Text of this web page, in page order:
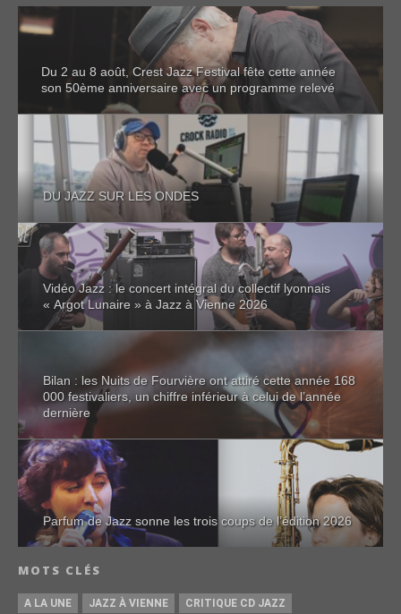
Du 2 au 8 août, Crest Jazz Festival fête cette année
son 50ème anniversaire avec un programme relevé
DU JAZZ SUR LES ONDES
Vidéo Jazz : le concert intégral du collectif lyonnais
« Argot Lunaire » à Jazz à Vienne 2026
Bilan : les Nuits de Fourvière ont attiré cette année 168
000 festivaliers, un chiffre inférieur à celui de l’année
dernière
Parfum de Jazz sonne les trois coups de l’édition 2026
MOTS CLÉS
A LA UNE JAZZ À VIENNE
CRITIQUE CD JAZZ